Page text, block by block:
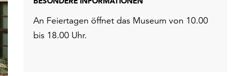
An Feiertagen öffnet das Museum von 10.00
bis 18.00 Uhr.